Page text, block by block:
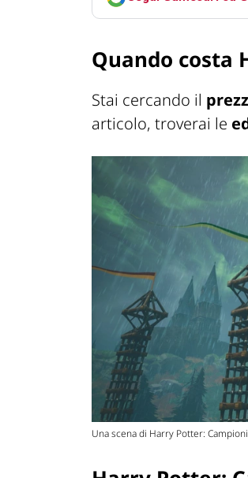
Quando costa
Stai cercando il
articolo, troverai le
Una scena di Harry Potter: